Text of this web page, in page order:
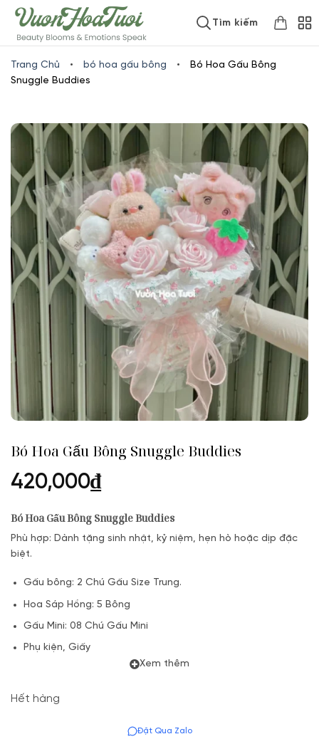
www.vuonhoatuoi.vnSkip
to
content
Tìm kiếm
Trang Chủ • bó hoa gấu bông •
Bó Hoa Gấu Bông
Snuggle Buddies
Bó Hoa Gấu Bông Snuggle Buddies
420,000₫
Bó Hoa Gấu Bông Snuggle Buddies
Phù hợp: Dành tặng sinh nhật, kỷ niệm, hẹn hò hoặc dịp đặc
biệt.
Gấu bông: 2 Chú Gấu Size Trung.
Hoa Sáp Hồng: 5 Bông
Gấu Mini: 08 Chú Gấu Mini
Phụ kiện, Giấy
Sản phẩm sáng tạo, mẫu có thể khác 5% nếu khác về một vài
Xem thêm
Hết hàng
Đặt Qua Zalo